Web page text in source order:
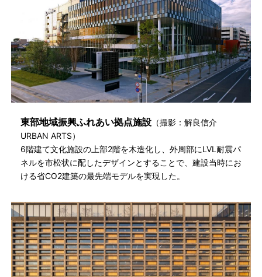
東部地域振興ふれあい拠点施設 （撮影：解良信介
URBAN ARTS）
6階建て文化施設の上部2階を木造化し、外周部にLVL耐震パ
ネルを市松状に配したデザインとすることで、建設当時にお
ける省CO2建築の最先端モデルを実現した。